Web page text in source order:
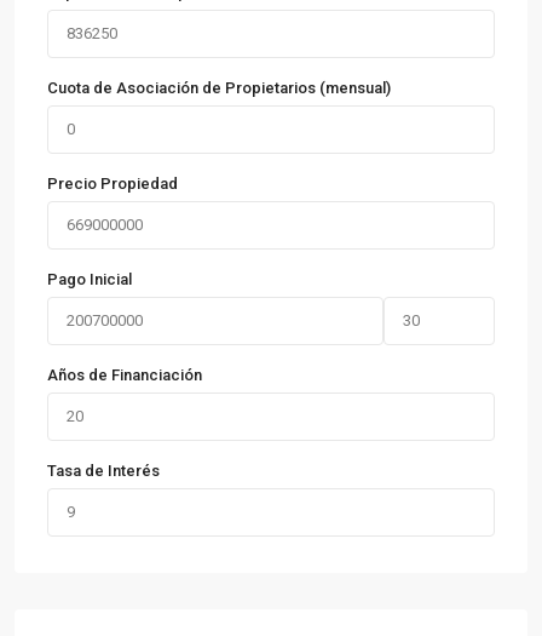
Cuota de Asociación de Propietarios (mensual)
Precio Propiedad
Pago Inicial
Años de Financiación
Tasa de Interés